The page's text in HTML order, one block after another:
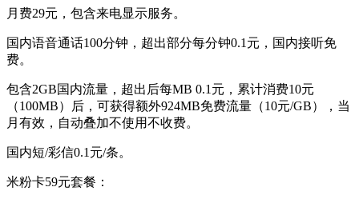
月费29元，包含来电显示服务。
国内语音通话100分钟，超出部分每分钟0.1元，国内接听免
费。
包含2GB国内流量，超出后每MB 0.1元，累计消费10元
（100MB）后，可获得额外924MB免费流量（10元/GB），当
月有效，自动叠加不使用不收费。
国内短/彩信0.1元/条。
米粉卡59元套餐：